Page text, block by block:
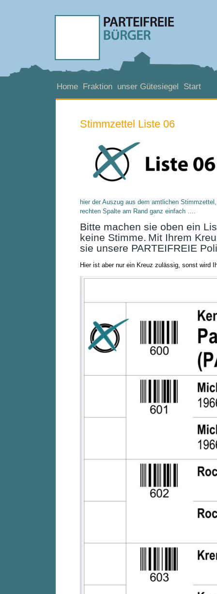
Home Fraktion unser Gütesiegel Start
Stimmzettel Liste 06
hier der Auszug aus dem amtlichen
rechten Spalte am Rand ganz einfach ….
Bitte machen sie oben ein
keine Stimme. Mit Ihrem
sie unsere PARTEIFREIE
Hier ist aber nur ein Kreuz zulässig, sonst wird